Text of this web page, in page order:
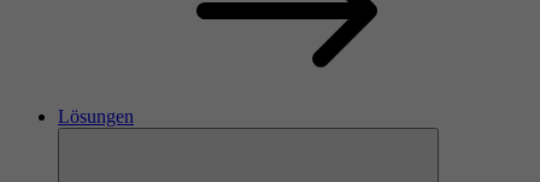
Lösungen